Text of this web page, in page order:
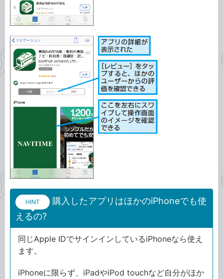
HINT
購入したアプリはほかのiPhoneでも使
えるの?
同じApple IDでサインインしているiPhoneなら使え
ます。
iPhoneに限らず、iPadやiPod touchなど自分がほか